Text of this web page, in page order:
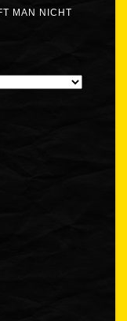
MAN NICHT